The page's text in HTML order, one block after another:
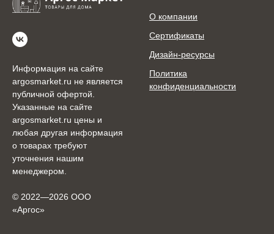
Информация на сайте
argosmarket.ru не является
публичной офертой.
Указанные на сайте
argosmarket.ru цены и
любая другая информация
о товарах требуют
уточнения нашим
менеджером.
© 2022—2026 ООО
«Аргоc»
О компании
Сертификаты
Дизайн-ресурсы
Политика
конфиденциальности